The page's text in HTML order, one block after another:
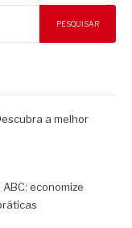
PESQUISAR
a melhor
economize